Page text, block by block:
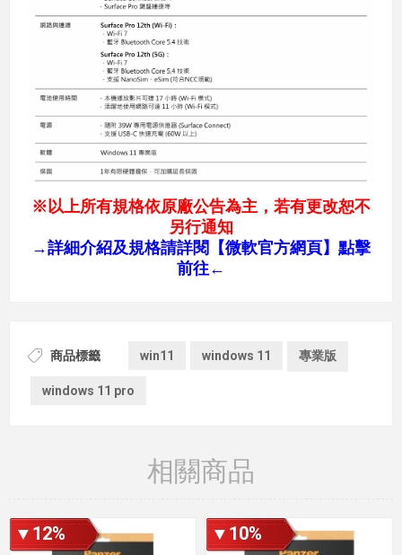
※以上所有規格依原廠公告為主，若有更改恕不
另行通知
→詳細介紹及規格請詳閱【微軟官方網頁】點擊
前往←
商品標籤 win11 windows 11 專業版
windows 11 pro
相關商品
▼12% ▼10%